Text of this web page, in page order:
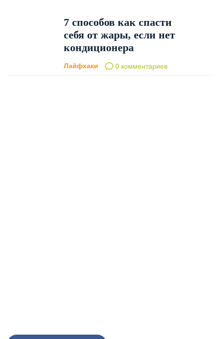
7 способов как спасти
себя от жары, если нет
кондиционера
Лайфхаки 0 комментариев